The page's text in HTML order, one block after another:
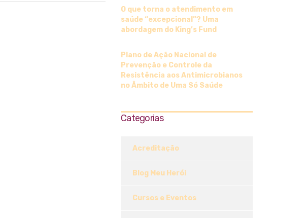
O que torna o atendimento em
saúde “excepcional”? Uma
abordagem do King’s Fund
Plano de Ação Nacional de
Prevenção e Controle da
Resistência aos Antimicrobianos
no Âmbito de Uma Só Saúde
Categorias
Acreditação
Blog Meu Herói
Cursos e Eventos